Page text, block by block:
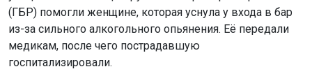
(ГБР) помогли женщине, которая уснула у входа в бар
из-за сильного алкогольного опьянения. Её передали
медикам, после чего пострадавшую
госпитализировали.